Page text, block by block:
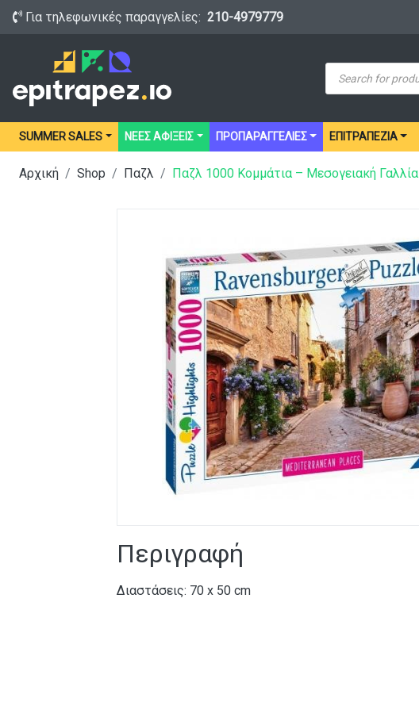
Για τηλεφωνικές παραγγελίες: 210-4979779
Products
search
SUMMER SALES ΝΕΕΣ ΑΦΙΞΕΙΣ ΠΡΟΠΑΡΑΓΓΕΛΙΕΣ ΕΠΙΤΡΑΠΈΖΙΑ
Αρχική Shop Παζλ Παζλ 1000 Κομμάτια – Μεσογειακή Γαλλία
Περιγραφή
Διαστάσεις: 70 x 50 cm